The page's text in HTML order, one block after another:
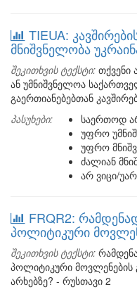
TIEUA:
მნიშვნელობა
შეკითხვის ტექსტი: თქვენი
ან უმნიშვნელოა
გაერთიანებებთან
პასუხები:
საერთოდ
უფრო
უფრო
ძალიან
არ ვიცი/
FRQR2:
პოლიტიკური
შეკითხვის ტექსტი:
პოლიტიკური მოვლენების
არხებზე? - რუსთავი 2